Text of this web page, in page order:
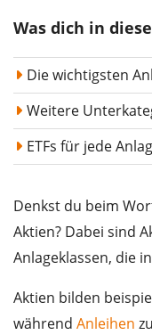
Was dich in
Die wichtigsten
Weitere
ETFs für jede
Denkst du beim
Aktien? Dabei sind
Anlageklassen, die
Aktien bilden
während Anleihen